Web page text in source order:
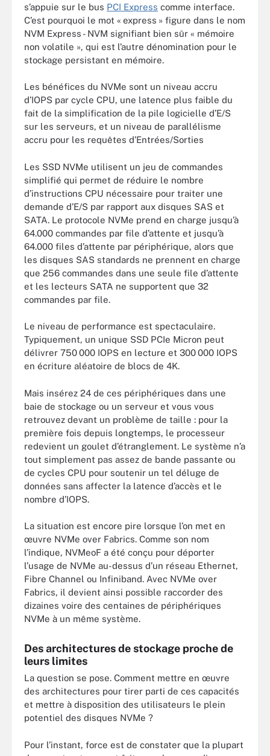
s’appuie sur le bus PCI Express comme interface.
C’est pourquoi le mot « express » figure dans le nom
NVM Express - NVM signifiant bien sûr « mémoire
non volatile », qui est l’autre dénomination pour le
stockage persistant en mémoire.
Les bénéfices du NVMe sont un niveau accru
d’IOPS par cycle CPU, une latence plus faible du
fait de la simplification de la pile logicielle d’E/S
sur les serveurs, et un niveau de parallélisme
accru pour les requêtes d’Entrées/Sorties
Les SSD NVMe utilisent un jeu de commandes
simplifié qui permet de réduire le nombre
d’instructions CPU nécessaire pour traiter une
demande d’E/S par rapport aux disques SAS et
SATA. Le protocole NVMe prend en charge jusqu’à
64.000 commandes par file d’attente et jusqu’à
64.000 files d’attente par périphérique, alors que
les disques SAS standards ne prennent en charge
que 256 commandes dans une seule file d’attente
et les lecteurs SATA ne supportent que 32
commandes par file.
Le niveau de performance est spectaculaire.
Typiquement, un unique SSD PCIe Micron peut
délivrer 750 000 IOPS en lecture et 300 000 IOPS
en écriture aléatoire de blocs de 4K.
Mais insérez 24 de ces périphériques dans une
baie de stockage ou un serveur et vous vous
retrouvez devant un problème de taille : pour la
première fois depuis longtemps, le processeur
redevient un goulet d’étranglement. Le système n’a
tout simplement pas assez de bande passante ou
de cycles CPU pour soutenir un tel déluge de
données sans affecter la latence d’accès et le
nombre d’IOPS.
La situation est encore pire lorsque l’on met en
œuvre NVMe over Fabrics. Comme son nom
l’indique, NVMeoF a été conçu pour déporter
l’usage de NVMe au-dessus d’un réseau Ethernet,
Fibre Channel ou Infiniband. Avec NVMe over
Fabrics, il devient ainsi possible raccorder des
dizaines voire des centaines de périphériques
NVMe à un même système.
Des architectures de stockage proche de
leurs limites
La question se pose. Comment mettre en œuvre
des architectures pour tirer parti de ces capacités
et mettre à disposition des utilisateurs le plein
potentiel des disques NVMe ?
Pour l’instant, force est de constater que la plupart